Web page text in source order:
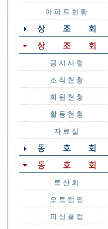
아 파 트 현 황
공 지 사 항
조 직 현 황
회 원 현 황
활 동 현 황
자 료 실
토 산 회
오 토 캠 핑
피 싱 클 럽